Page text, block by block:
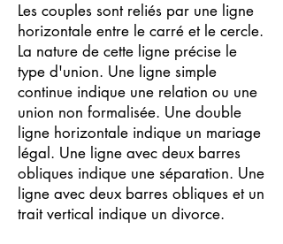
Les couples sont reliés par une ligne
horizontale entre le carré et le cercle.
La nature de cette ligne précise le
type d'union. Une ligne simple
continue indique une relation ou une
union non formalisée. Une double
ligne horizontale indique un mariage
légal. Une ligne avec deux barres
obliques indique une séparation. Une
ligne avec deux barres obliques et un
trait vertical indique un divorce.